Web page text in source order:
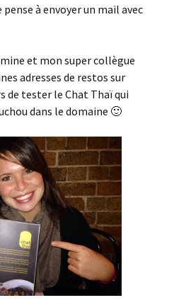
à envoyer un mail avec
et mon super collègue
adresses de restos sur
de tester le Chat Thaï qui
dans le domaine 🙂